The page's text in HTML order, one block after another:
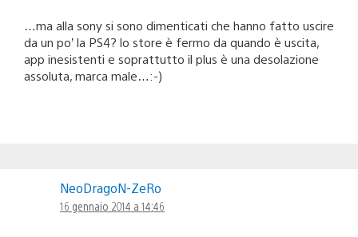
…ma alla sony si sono dimenticati che hanno fatto uscire
da un po’ la PS4? lo store è fermo da quando è uscita,
app inesistenti e soprattutto il plus è una desolazione
assoluta, marca male…:-)
NeoDragoN-ZeRo
16 gennaio 2014 a 14:46